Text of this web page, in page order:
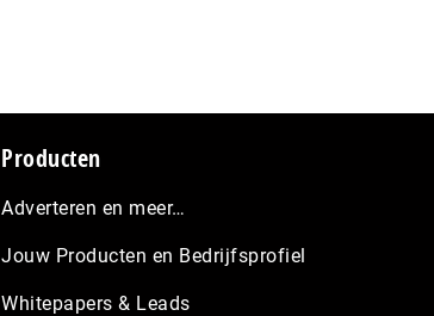
Producten
Adverteren en meer…
Jouw Producten en Bedrijfsprofiel
Whitepapers & Leads